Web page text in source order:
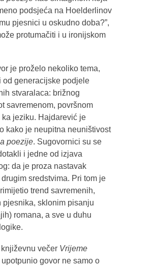
podsjeća na Hoelderlinov
pjesnici u oskudno doba?”,
protumačiti i u ironijskom
je proželo nekoliko tema,
od generacijske podjele
stvaralaca: brižnog
savremenom, površnom
ka jeziku. Hajdarević je
kako je neupitna neuništivost
poezije. Sugovornici su se
i jedne od izjava
da je proza nastavak
sredstvima. Pri tom je
trend savremenih,
pjesnika, sklonim pisanju
romana, a sve u duhu
večerVrijeme
govor ne samo o